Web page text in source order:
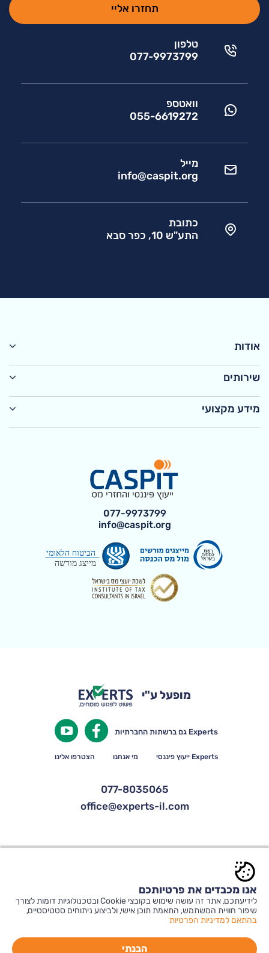
טלפון
077-9973799
וואטספ
055-6619272
מייל
info@caspit.org
כתובת
התע"ש 10, כפר סבא
אודות
שירותים
מידע מקצועי
077-9973799
info@caspit.org
מופעל ע"י
Experts גם ברשתות החברתיות
Experts ייעוץ פיננסי מי אנחנו הצטרפו אלינו
077-8035065
office@experts-il.com
© כל הזכויות שמורות ל-Experts |
הצטרפות מומחים
אנו מכבדים את פרטיותכם
לידיעתכם, אתר זה עושה שימוש בקובצי Cookie ובטכנולוגיות דומות לצורך
שיפור חוויית המשתמש, התאמת תוכן אישי, ולביצוע ניתוחים סטטיסטיים,
בהתאם למדיניות הפרטיות
הבנתי